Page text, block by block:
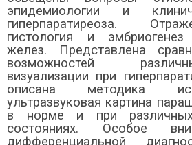
эпидемиологии и
гиперпаратиреоза.
гистология и
желез. Представлена
возможностей
визуализации при
описана методика
ультразвуковая картина
в норме и при различных
состояниях. Особое
дифференциальной